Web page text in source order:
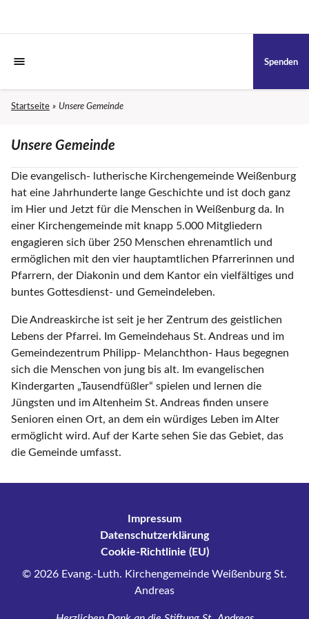
Spenden
Startseite Unsere Gemeinde
Unsere Gemeinde
Die evangelisch- lutherische Kirchengemeinde Weißenburg
hat eine Jahrhunderte lange Geschichte und ist doch ganz
im Hier und Jetzt für die Menschen in Weißenburg da. In
einer Kirchengemeinde mit knapp 5.000 Mitgliedern
engagieren sich über 250 Menschen ehrenamtlich und
ermöglichen mit den vier hauptamtlichen Pfarrerinnen und
Pfarrern, der Diakonin und dem Kantor ein vielfältiges und
buntes Gottesdienst- und Gemeindeleben.
Die Andreaskirche ist seit je her Zentrum des geistlichen
Lebens der Pfarrei. Im Gemeindehaus St. Andreas und im
Gemeindezentrum Philipp- Melanchthon- Haus begegnen
sich die Menschen von jung bis alt. Im evangelischen
Kindergarten „Tausendfüßler“ spielen und lernen die
Jüngsten und im Altenheim St. Andreas finden unsere
Senioren einen Ort, an dem ein würdiges Leben im Alter
ermöglicht wird. Auf der Karte sehen Sie das Gebiet, das
die Gemeinde umfasst.
Impressum
Datenschutzerklärung
Cookie-Richtlinie (EU)
© 2026 Evang.-Luth. Kirchengemeinde Weißenburg St.
Andreas